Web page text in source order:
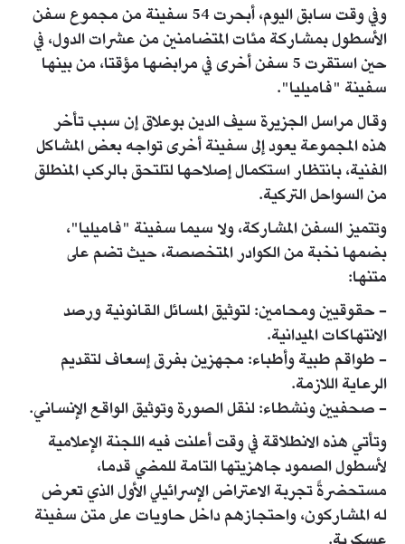
وفي وقت سابق اليوم، أبحرت 54 سفينة من مجموع سفن
الأسطول بمشاركة مئات المتضامنين من عشرات الدول، في
حين استقرت 5 سفن أخرى في مرابضها مؤقتا، من بينها
سفينة "فاميليا".
وقال مراسل الجزيرة سيف الدين بوعلاق إن سبب تأخر
هذه المجموعة يعود إلى سفينة أخرى تواجه بعض المشاكل
الفنية، بانتظار استكمال إصلاحها لتلتحق بالركب المنطلق
من السواحل التركية.
وتتميز السفن المشاركة، ولا سيما سفينة "فاميليا"،
بضمها نخبة من الكوادر المتخصصة، حيث تضم على
متنها:
- حقوقيين ومحامين: لتوثيق المسائل القانونية ورصد
الانتهاكات الميدانية.
- طواقم طبية وأطباء: مجهزين بفرق إسعاف لتقديم
الرعاية اللازمة.
- صحفيين ونشطاء: لنقل الصورة وتوثيق الواقع الإنساني.
وتأتي هذه الانطلاقة في وقت أعلنت فيه اللجنة الإعلامية
لأسطول الصمود جاهزيتها التامة للمضي قدما،
مستحضرةً تجربة الاعتراض الإسرائيلي الأول الذي تعرض
له المشاركون، واحتجازهم داخل حاويات على متن سفينة